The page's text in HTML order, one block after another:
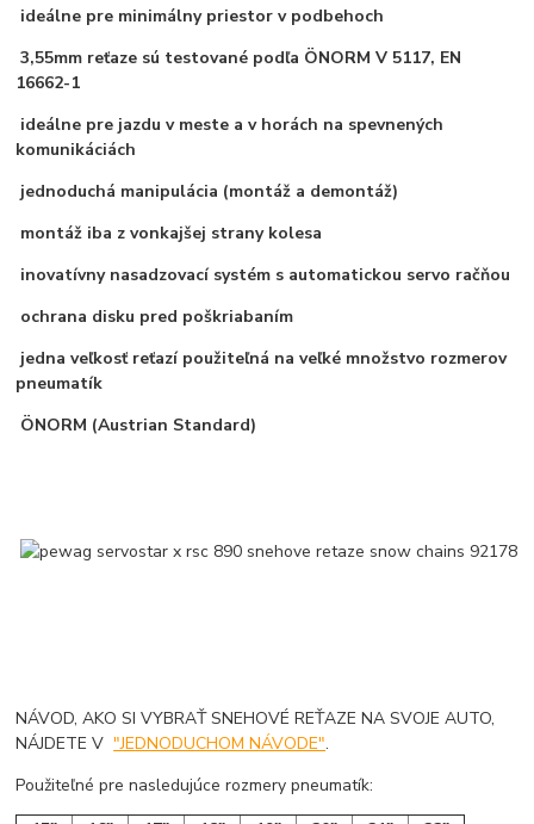
ideálne pre minimálny priestor v podbehoch
3,55mm reťaze sú testované podľa ÖNORM V 5117, EN
16662-1
ideálne pre jazdu v meste a v horách na spevnených
komunikáciách
jednoduchá manipulácia (montáž a demontáž)
montáž iba z vonkajšej strany kolesa
inovatívny nasadzovací systém s automatickou servo račňou
ochrana disku pred poškriabaním
jedna veľkosť reťazí použiteľná na veľké množstvo rozmerov
pneumatík
ÖNORM (Austrian Standard)
NÁVOD, AKO SI VYBRAŤ SNEHOVÉ REŤAZE NA SVOJE AUTO,
NÁJDETE V"JEDNODUCHOM NÁVODE".
Použiteľné pre nasledujúce rozmery pneumatík: